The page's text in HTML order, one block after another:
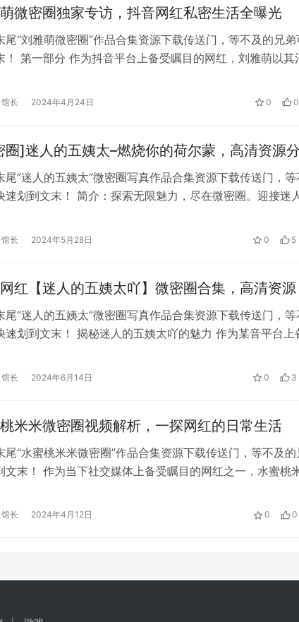
红mm的资源能够让用户更好地了解自身身体状况和保养
和宣传风险，并要求网红在发布内容时承担更多责任。此
提供更加合理的消费选择。
实用价值，但同时也存在一些安全和价格等问题。我们需
红在发布内容时承担更多的责任和义务，以保障用户的权
处：https://www.yayashenghuo.com/12373.html
微密圈独家专访，抖音网红私密生活全曝光
尾“刘雅萌微密圈”作品合集资源下载传送门，等不及的兄
！ 第一部分 作为抖音平台上备受瞩目的网红，刘雅萌以其
馆长 2024年4月24日 0 0
圈]迷人的五姨太–燃烧你的荷尔蒙，高清资源
尾”迷人的五姨太”微密圈写真作品合集资源下载传送门，
速划到文末！ 简介：探索无限魅力，尽在微密圈。迎接迷
馆长 2024年5月28日 0 5
红【迷人的五姨太吖】微密圈合集，高清资源
尾”迷人的五姨太”微密圈写真作品合集资源下载传送门，
速划到文末！ 揭秘迷人的五姨太吖的魅力 作为某音平台上
馆长 2024年6月14日 0 3
米米微密圈视频解析，一探网红的日常生活
尾“水蜜桃米米微密圈”作品合集资源下载传送门，等不及
文末！ 作为当下社交媒体上备受瞩目的网红之一，水蜜桃
馆长 2024年4月12日 0 0